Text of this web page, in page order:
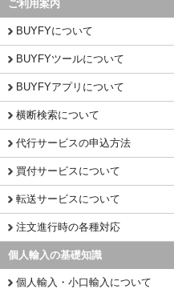
ご利用案内
BUYFYについて
BUYFYツールについて
BUYFYアプリについて
横断検索について
代行サービスの申込方法
買付サービスについて
転送サービスについて
注文進行時の各種対応
個人輸入の基礎知識
個人輸入・小口輸入について